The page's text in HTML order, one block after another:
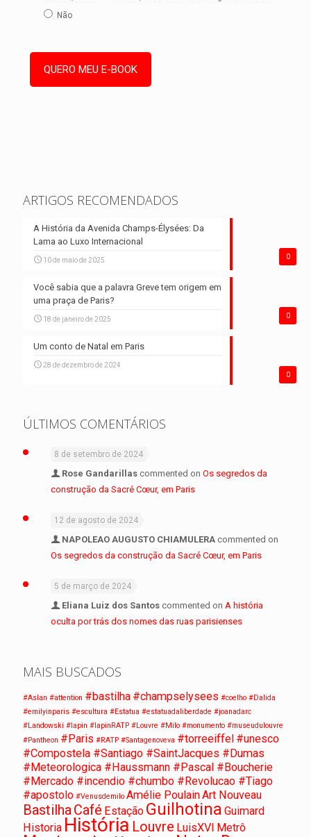
Não
ARTIGOS RECOMENDADOS
0
A História da Avenida Champs-Élysées: Da
Lama ao Luxo Internacional
10 de maio de 2025
0
Você sabia que a palavra Greve tem origem em
uma praça de Paris?
18 de janeiro de 2025
0
Um conto de Natal em Paris
28 de dezembro de 2024
ÚLTIMOS COMENTÁRIOS
8 de setembro de 2024
Rose Gandarillas commented on Os segredos da
construção da Sacré Cœur, em Paris
12 de agosto de 2024
NAPOLEAO AUGUSTO CHIAMULERA commented on
Os segredos da construção da Sacré Cœur, em Paris
5 de março de 2024
Eliana Luiz dos Santos commented on A história
oculta por trás dos nomes das ruas parisienses
MAIS BUSCADOS
#Aslan #attention #bastilha #champselysees #coelho #Dalida
#emilyinparis #escultura #Estatua #estatuadaliberdade #joanadarc
#Landowski #lapin #lapinRATP #Louvre #Milo #monumento #museudulouvre
#Pantheon #Paris #RATP #Santagenoveva #torreeiffel #unesco
#Compostela #Santiago #SaintJacques #Dumas
#Meteorologica #Haussmann #Pascal #Boucherie
#Mercado #incendio #chumbo #Revolucao #Tiago
#apostolo #Venusdemilo Amélie PoulainArt Nouveau
BastilhaCafé Estação Guilhotina Guimard
Historia História Louvre LuisXVI Metrô